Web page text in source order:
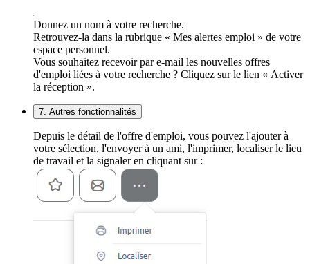
Donnez un nom à votre recherche.
Retrouvez-la dans la rubrique « Mes alertes emploi » de votre
espace personnel.
Vous souhaitez recevoir par e-mail les nouvelles offres
d'emploi liées à votre recherche ? Cliquez sur le lien « Activer
la réception ».
7. Autres fonctionnalités
Depuis le détail de l'offre d'emploi, vous pouvez l'ajouter à
votre sélection, l'envoyer à un ami, l'imprimer, localiser le lieu
de travail et la signaler en cliquant sur :